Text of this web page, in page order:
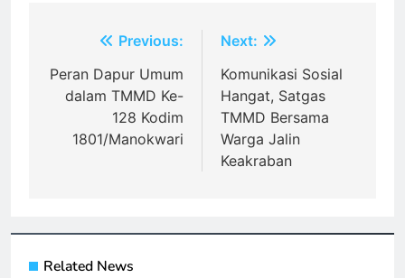
Navigasi
pos
Previous:
Peran Dapur Umum
dalam TMMD Ke-
128 Kodim
1801/Manokwari
Next:
Komunikasi Sosial
Hangat, Satgas
TMMD Bersama
Warga Jalin
Keakraban
Related News